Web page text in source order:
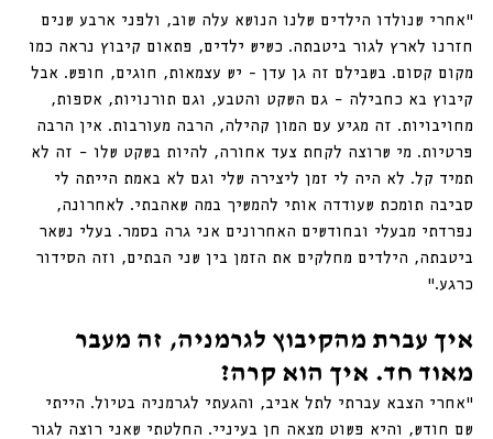
״אחרי שנולדו הילדים שלנו הנושא עלה שוב, ולפני ארבע שנים
חזרנו לארץ לגור ביטבתה. כשיש ילדים, פתאום קיבוץ נראה כמו
מקום קסום. בשבילם זה גן עדן - יש עצמאות, חוגים, חופש. אבל
קיבוץ בא כחבילה – גם השקט והטבע, וגם תורנויות, אספות,
מחויבויות. זה מגיע עם המון קהילה, הרבה מעורבות. אין הרבה
פרטיות. מי שרוצה לקחת צעד אחורה, להיות בשקט שלו – זה לא
תמיד קל. לא היה לי זמן ליצירה שלי וגם לא באמת הייתה לי
סביבה תומכת שעודדה אותי להמשיך במה שאהבתי. לאחרונה,
נפרדתי מבעלי ובחודשים האחרונים אני גרה בסמר. בעלי נשאר
ביטבתה, הילדים מחלקים את הזמן בין שני הבתים, וזה הסידור
כרגע.״
איך עברת מהקיבוץ לגרמניה, זה מעבר
מאוד חד. איך הוא קרה?
“אחרי הצבא עברתי לתל אביב, והגעתי לגרמניה בטיול. הייתי
שם חודש, והיא פשוט מצאה חן בעיניי. החלטתי שאני רוצה לגור